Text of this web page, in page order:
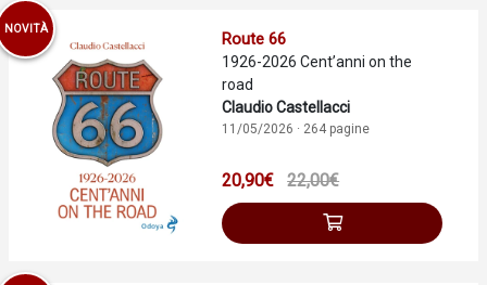
NOVITÀ
Route 66
1926-2026 Cent’anni on the
road
Claudio Castellacci
11/05/2026 · 264 pagine
20,90€ 22,00€